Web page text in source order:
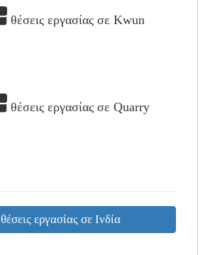
θέσεις εργασίας σε Kwun
θέσεις εργασίας σε Quarry
θέσεις εργασίας σε Ινδία